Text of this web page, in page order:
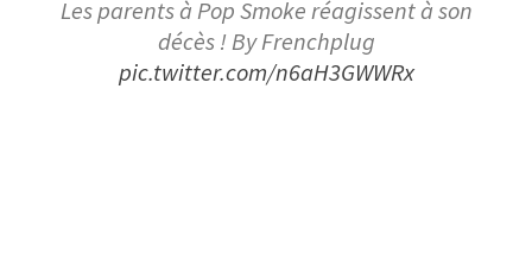
Les parents à Pop Smoke réagissent à son
décès ! By Frenchplug
pic.twitter.com/n6aH3GWWRx